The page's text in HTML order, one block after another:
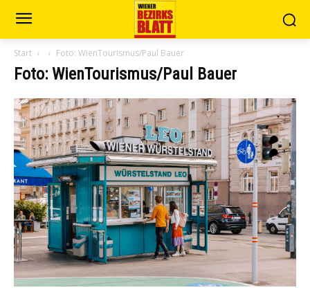
Start Foto: WienTourismus/Paul Bauer
Foto: WienTourismus/Paul Bauer